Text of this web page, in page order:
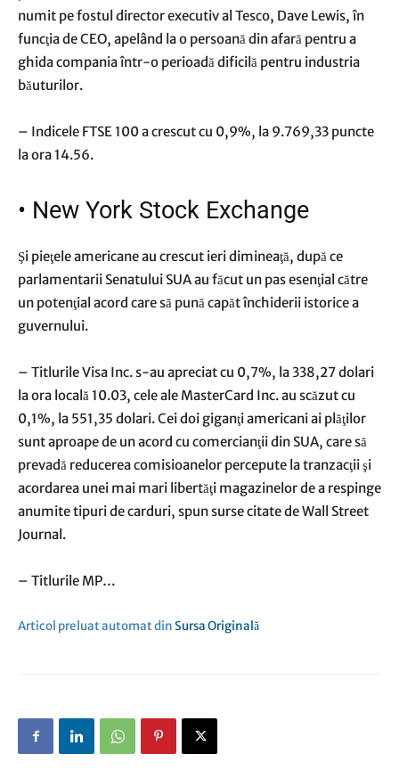
numit pe fostul director executiv al Tesco, Dave Lewis, în
funcţia de CEO, apelând la o persoană din afară pentru a
ghida compania într-o perioadă dificilă pentru industria
băuturilor.
– Indicele FTSE 100 a crescut cu 0,9%, la 9.769,33 puncte
la ora 14.56.
• New York Stock Exchange
Şi pieţele americane au crescut ieri dimineaţă, după ce
parlamentarii Senatului SUA au făcut un pas esenţial către
un potenţial acord care să pună capăt închiderii istorice a
guvernului.
– Titlurile Visa Inc. s-au apreciat cu 0,7%, la 338,27 dolari
la ora locală 10.03, cele ale MasterCard Inc. au scăzut cu
0,1%, la 551,35 dolari. Cei doi giganţi americani ai plăţilor
sunt aproape de un acord cu comercianţii din SUA, care să
prevadă reducerea comisioanelor percepute la tranzacţii şi
acordarea unei mai mari libertăţi magazinelor de a respinge
anumite tipuri de carduri, spun surse citate de Wall Street
Journal.
– Titlurile MP…
Articol preluat automat dinSursa Originală